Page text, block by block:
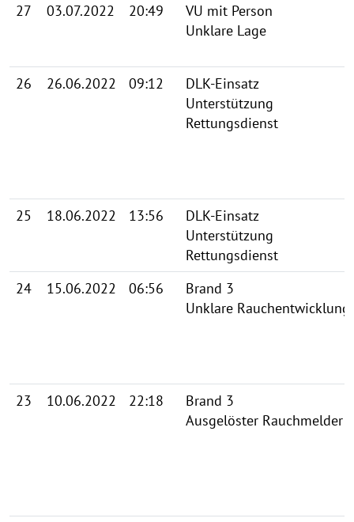
27 03.07.2022 20:49
VU mit Person
Unklare Lage
26 26.06.2022 09:12
DLK-Einsatz
Unterstützung
Rettungsdienst
25 18.06.2022 13:56
DLK-Einsatz
Unterstützung
Rettungsdienst
24
15.06.2022 06:56
Brand 3
Unklare Rauchentwicklung
23 10.06.2022 22:18
Brand 3
Ausgelöster Rauchmelder